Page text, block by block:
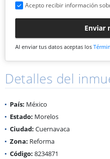
Acepto recibir información
Enviar
Al enviar tus datos aceptas los
Detalles del
País: México
Estado: Morelos
Ciudad: Cuernavaca
Zona: Reforma
Código: 8234871